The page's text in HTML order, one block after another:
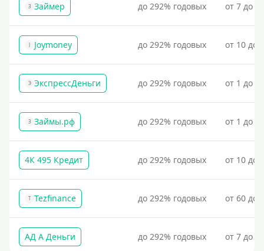
З Займер до 292% годовых от 7 до
J Joymoney до 292% годовых от 10 до
Э ЭкспрессДеньги до 292% годовых от 1 до
З Займы.рф до 292% годовых от 1 до
4К 495 Кредит до 292% годовых от 10 до
T Tezfinance до 292% годовых от 60 до
АД А Деньги до 292% годовых от 7 до